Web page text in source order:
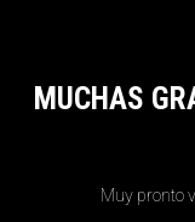
MUCHAS
Muy pronto